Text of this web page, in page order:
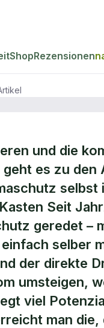
ShopRezensionen
des
und die
es zu
Seit
geredet –
selber
der direkte
umsteigen,
viel
man